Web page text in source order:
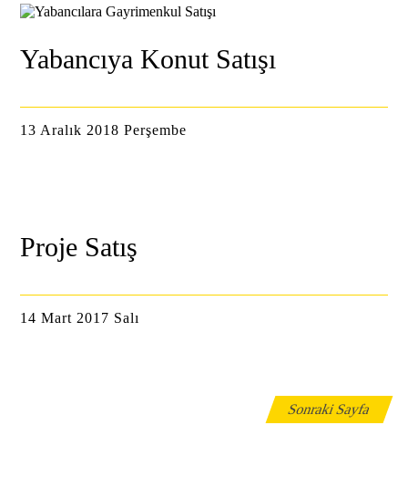
Yabancıya Konut Satışı
13 Aralık 2018 Perşembe
Proje Satış
14 Mart 2017 Salı
Sonraki Sayfa